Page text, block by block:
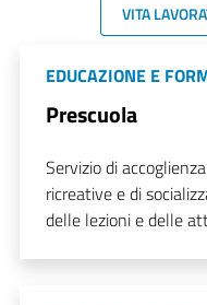
VITA
EDUCAZIONE E
Prescuola
Servizio di
ricreative e di
delle lezioni e delle